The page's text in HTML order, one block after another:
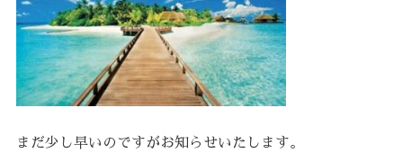
まだ少し早いのですがお知らせいたします。